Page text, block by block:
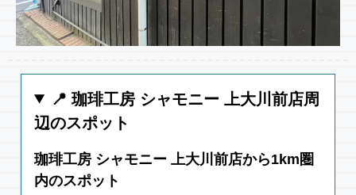
📍 珈琲工房 シャモニー 上大川前店周
辺のスポット
珈琲工房 シャモニー 上大川前店から1km圏
内のスポット